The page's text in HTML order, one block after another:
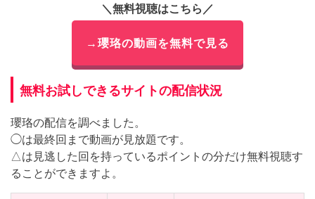
＼無料視聴はこちら／
→瓔珞の動画を無料で見る
無料お試しできるサイトの配信状況
瓔珞の配信を調べました。
◯は最終回まで動画が見放題です。
△は見逃した回を持っているポイントの分だけ無料視聴す
ることができますよ。